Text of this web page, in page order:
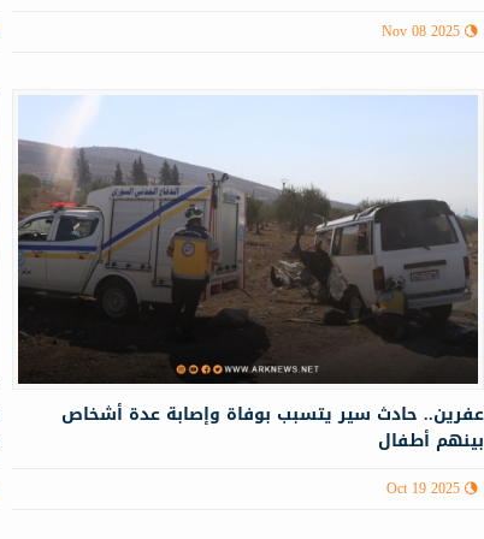
Nov 08 2025
عفرين.. حادث سير يتسبب بوفاة وإصابة عدة أشخاص
بينهم أطفال
Oct 19 2025